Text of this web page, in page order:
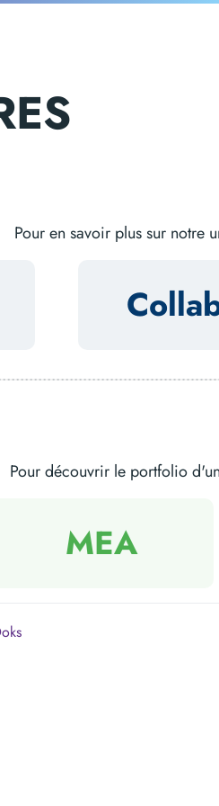
Pour en savoir plus sur notre
Pour découvrir le portfolio
MEA